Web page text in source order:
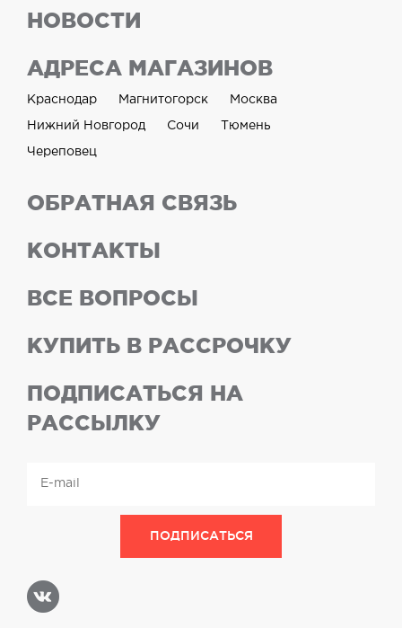
НОВОСТИ
АДРЕСА МАГАЗИНОВ
Краснодар Магнитогорск Москва
Нижний Новгород Сочи Тюмень
Череповец
ОБРАТНАЯ СВЯЗЬ
КОНТАКТЫ
ВСЕ ВОПРОСЫ
КУПИТЬ В РАССРОЧКУ
ПОДПИСАТЬСЯ НА
РАССЫЛКУ